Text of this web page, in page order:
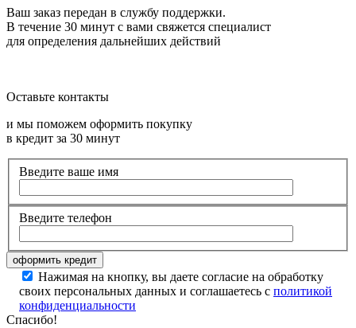
Ваш заказ передан в службу поддержки.
В течение 30 минут с вами свяжется специалист
для определения дальнейших действий
Оставьте контакты
и мы поможем оформить покупку
в кредит за 30 минут
Введите ваше имя
Введите телефон
Нажимая на кнопку, вы даете согласие на обработку
своих персональных данных и соглашаетесь с политикой
конфиденциальности
Спасибо!